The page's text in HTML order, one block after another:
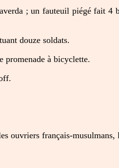
; un fauteuil piégé fait 4
douze soldats.
promenade à bicyclette.
ouvriers français-musulmans,